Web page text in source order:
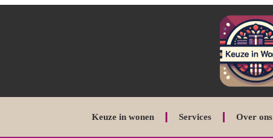
Keuze in wonen Services Over ons